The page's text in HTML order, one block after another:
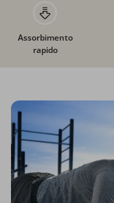
Assorbimento
rapido